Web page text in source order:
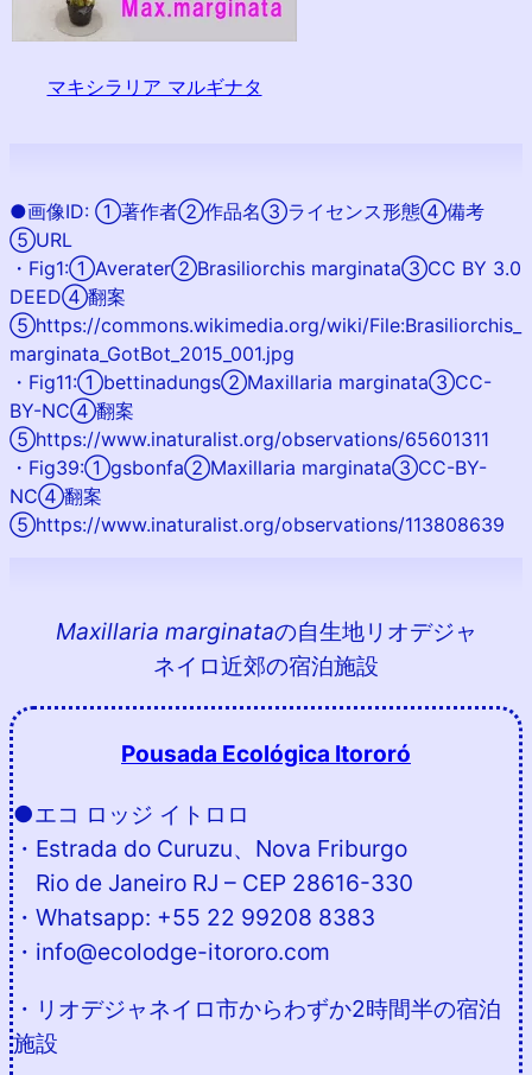
マキシラリア マルギナタ
●画像ID: ①著作者②作品名③ライセンス形態④備考
⑤URL
・Fig1:①Averater②Brasiliorchis marginata③CC BY 3.0
DEED④翻案
⑤https://commons.wikimedia.org/wiki/File:Brasiliorchis_
marginata_GotBot_2015_001.jpg
・Fig11:①bettinadungs②Maxillaria marginata③CC-
BY-NC④翻案
⑤https://www.inaturalist.org/observations/65601311
・Fig39:①gsbonfa②Maxillaria marginata③CC-BY-
NC④翻案
⑤https://www.inaturalist.org/observations/113808639
Maxillaria marginataの自生地リオデジャ
ネイロ近郊の宿泊施設
Pousada Ecológica Itororó
●エコ ロッジ イトロロ
・Estrada do Curuzu、Nova Friburgo
Rio de Janeiro RJ – CEP 28616-330
・Whatsapp: +55 22 99208 8383
・info@ecolodge-itororo.com
・リオデジャネイロ市からわずか2時間半の宿泊
施設